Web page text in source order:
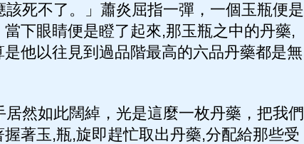
死不了。」蕭炎屈指一彈，一個玉瓶便是
下眼睛便是瞪了起來,那玉瓶之中的丹藥,
他以往見到過品階最高的六品丹藥都是無
然如此闊綽，光是這麼一枚丹藥，把我們
著玉,瓶,旋即趕忙取出丹藥,分配給那些受